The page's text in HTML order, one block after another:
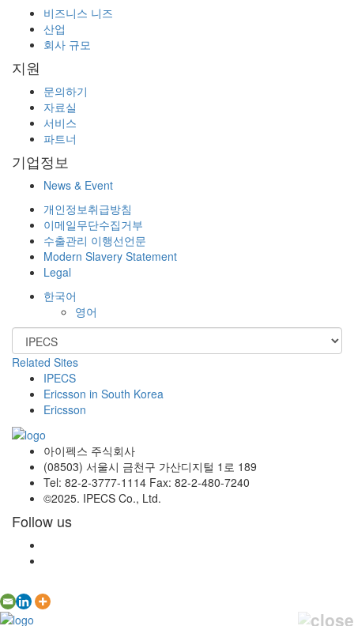
비즈니스 니즈
산업
회사 규모
지원
문의하기
자료실
서비스
파트너
기업정보
News & Event
개인정보취급방침
이메일무단수집거부
수출관리 이행선언문
Modern Slavery Statement
Legal
한국어
영어
Related Sites
IPECS
Ericsson in South Korea
Ericsson
아이펙스 주식회사
(08503) 서울시 금천구 가산디지털 1로 189
Tel: 82-2-3777-1114 Fax: 82-2-480-7240
©2025. IPECS Co., Ltd.
Follow us